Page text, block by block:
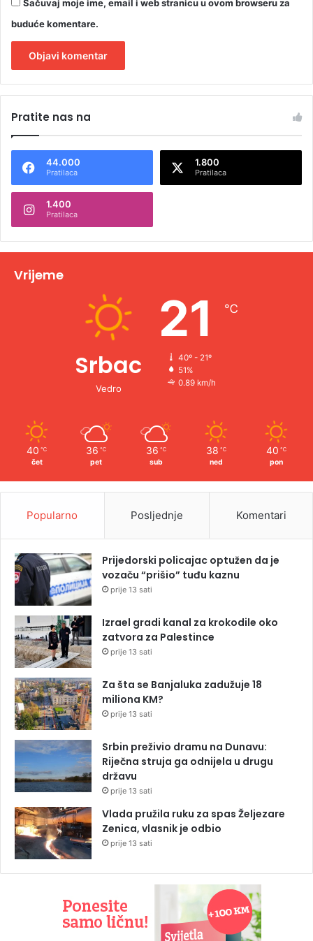
Sačuvaj moje ime, email i web stranicu u ovom browseru za
buduće komentare.
t
n
t
v
Pratite nas na
44.000
Pratilaca
1.800
Pratilaca
1.400
Pratilaca
Vrijeme
Srbac
Vedro
21 ℃
40º - 21º
51%
0.89 km/h
40 ℃
čet
36 ℃
pet
36 ℃
sub
38 ℃
ned
40 ℃
pon
Popularno Posljednje Komentari
Prijedorski policajac optužen da je
vozaču “prišio” tuđu kaznu
prije 13 sati
Izrael gradi kanal za krokodile oko
zatvora za Palestince
prije 13 sati
Za šta se Banjaluka zadužuje 18
miliona KM?
prije 13 sati
Srbin preživio dramu na Dunavu:
Riječna struja ga odnijela u drugu
državu
prije 13 sati
Vlada pružila ruku za spas Željezare
Zenica, vlasnik je odbio
prije 13 sati